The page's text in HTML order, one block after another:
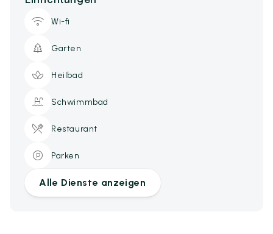
Wi-fi
Garten
Heilbad
Schwimmbad
Restaurant
Parken
Alle Dienste anzeigen